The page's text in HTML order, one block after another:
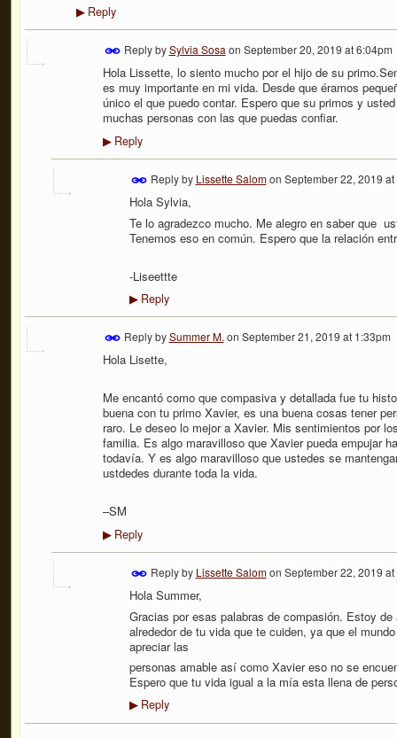
▶Reply
Reply bySylvia Sosa on September 20, 2019 at 6:04pm
Hola Lissette, lo siento mucho por el hijo de su
es muy importante en mi vida. Desde que éramos
único el que puedo contar. Espero que su primos y
muchas personas con las que puedas confiar.
▶Reply
Reply by Lissette Salomon September 22, 2019
Hola Sylvia,
Te lo agradezco mucho. Me alegro en saber que
Tenemos eso en común. Espero que la relación
-Liseettte
▶Reply
Reply bySummer M. on September 21, 2019 at 1:33pm
Hola Lisette,
Me encantó como que compasiva y detallada fue tu
buena con tu primo Xavier, es una buena cosas tener
raro. Le deseo lo mejor a Xavier. Mis sentimientos por
familia. Es algo maravilloso que Xavier pueda empujar
todavía. Y es algo maravilloso que ustedes se
ustdedes durante toda la vida.
–SM
▶Reply
Reply by Lissette Salomon September 22, 2019
Hola Summer,
Gracias por esas palabras de compasión. Estoy
alrededor de tu vida que te cuiden, ya que el
apreciar las
personas amable así como Xavier eso no se
Espero que tu vida igual a la mía esta llena de
▶Reply